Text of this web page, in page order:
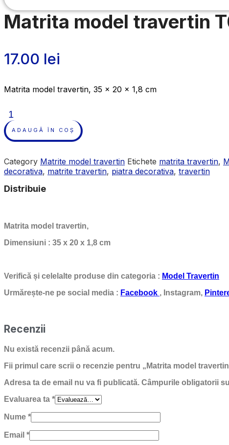
Matrita model travertin
17.00 lei
Matrita model travertin, 35 x 20 x 1,8 cm
Cantitate
Matrita
model
travertin
ADAUGĂ ÎN COȘ
Category Matrite model travertin Etichete matrita travertin,
decorativa, matrite travertin, piatra decorativa, travertin
Distribuie
Matrita model travertin,
Dimensiuni : 35 x 20 x 1,8 cm
Verifică și celelalte produse din categoria : Model Travertin
Urmărește-ne pe social media : Facebook , Instagram,
Recenzii
Nu există recenzii până acum.
Fii primul care scrii o recenzie pentru „Matrita model travertin
Adresa ta de email nu va fi publicată. Câmpurile obligatorii
Evaluarea ta *
Nume *
Email *